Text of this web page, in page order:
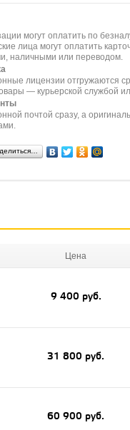
могут оплатить по
лица могут оплатить
наличными или переводом.
лицензии отгружаются
— курьерской службой
почтой сразу, а
Цена
9 400 руб.
31 800 руб.
60 900 руб.